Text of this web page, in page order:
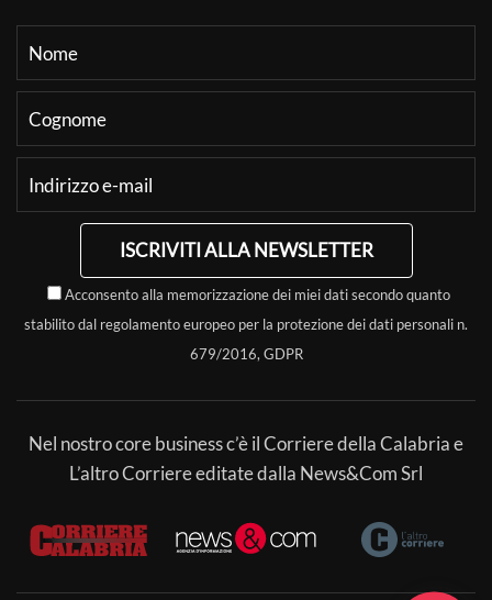
ISCRIVITI ALLA NEWSLETTER
Acconsento alla memorizzazione dei miei dati secondo quanto
stabilito dal regolamento europeo per la protezione dei dati personali n.
679/2016, GDPR
Nel nostro core business c’è il Corriere della Calabria e
L’altro Corriere editate dalla News&Com Srl